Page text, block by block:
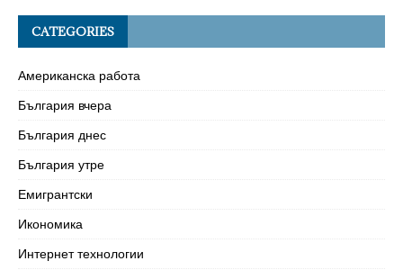
CATEGORIES
Американска работа
България вчера
България днес
България утре
Емигрантски
Икономика
Интернет технологии